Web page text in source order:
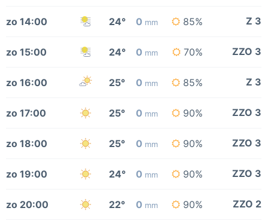
zo 14:00 24° 0 mm 85% Z 3
zo 15:00 24° 0 mm 70% ZZO 3
zo 16:00 25° 0 mm 85% Z 3
zo 17:00 25° 0 mm 90% ZZO 3
zo 18:00 25° 0 mm 90% ZZO 3
zo 19:00 24° 0 mm 90% ZZO 3
zo 20:00 22° 0 mm 90% ZZO 2